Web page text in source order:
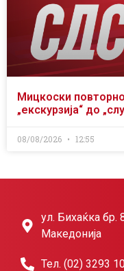
Мицкоски
„екскурзија“ до
08/08/2026 12:55
ул. Бихаќка бр.
Македонија
Тел. (02) 3293